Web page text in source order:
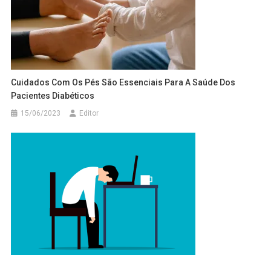
Cuidados Com Os Pés São Essenciais Para A Saúde Dos
Pacientes Diabéticos
15/06/2023 Editor